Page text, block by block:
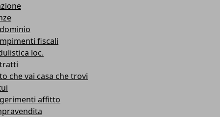
fiscali
loc.
che vai casa che trovi
affitto